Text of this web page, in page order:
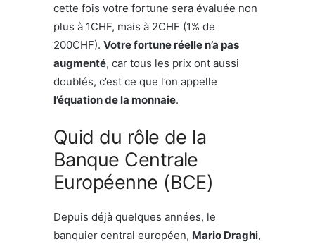
cette fois votre fortune sera évaluée non
plus à 1CHF, mais à 2CHF (1% de
200CHF). Votre fortune réelle n’a pas
augmenté, car tous les prix ont aussi
doublés, c’est ce que l’on appelle
l’équation de la monnaie.
Quid du rôle de la
Banque Centrale
Européenne (BCE)
Depuis déjà quelques années, le
banquier central européen, Mario Draghi,